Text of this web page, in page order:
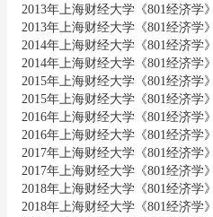
2013年上海财经大学《801经济学
2013年上海财经大学《801经济学
2014年上海财经大学《801经济学
2014年上海财经大学《801经济学
2015年上海财经大学《801经济学
2015年上海财经大学《801经济学
2016年上海财经大学《801经济学
2016年上海财经大学《801经济学
2017年上海财经大学《801经济学
2017年上海财经大学《801经济学
2018年上海财经大学《801经济学
2018年上海财经大学《801经济学